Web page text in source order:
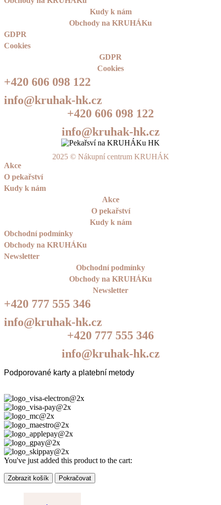
Kudy k nám
Obchody na KRUHÁKu
GDPR
Cookies
GDPR
Cookies
+420 606 098 122
info@kruhak-hk.cz
+420 606 098 122
info@kruhak-hk.cz
2025 © Nákupní centrum KRUHÁK
Akce
O pekařství
Kudy k nám
Akce
O pekařství
Kudy k nám
Obchodní podmínky
Obchody na KRUHÁKu
Newsletter
Obchodní podmínky
Obchody na KRUHÁKu
Newsletter
+420 777 555 346
info@kruhak-hk.cz
+420 777 555 346
info@kruhak-hk.cz
Podporované karty a platební metody
You've just added this product to the cart:
Zobrazit košík Pokračovat